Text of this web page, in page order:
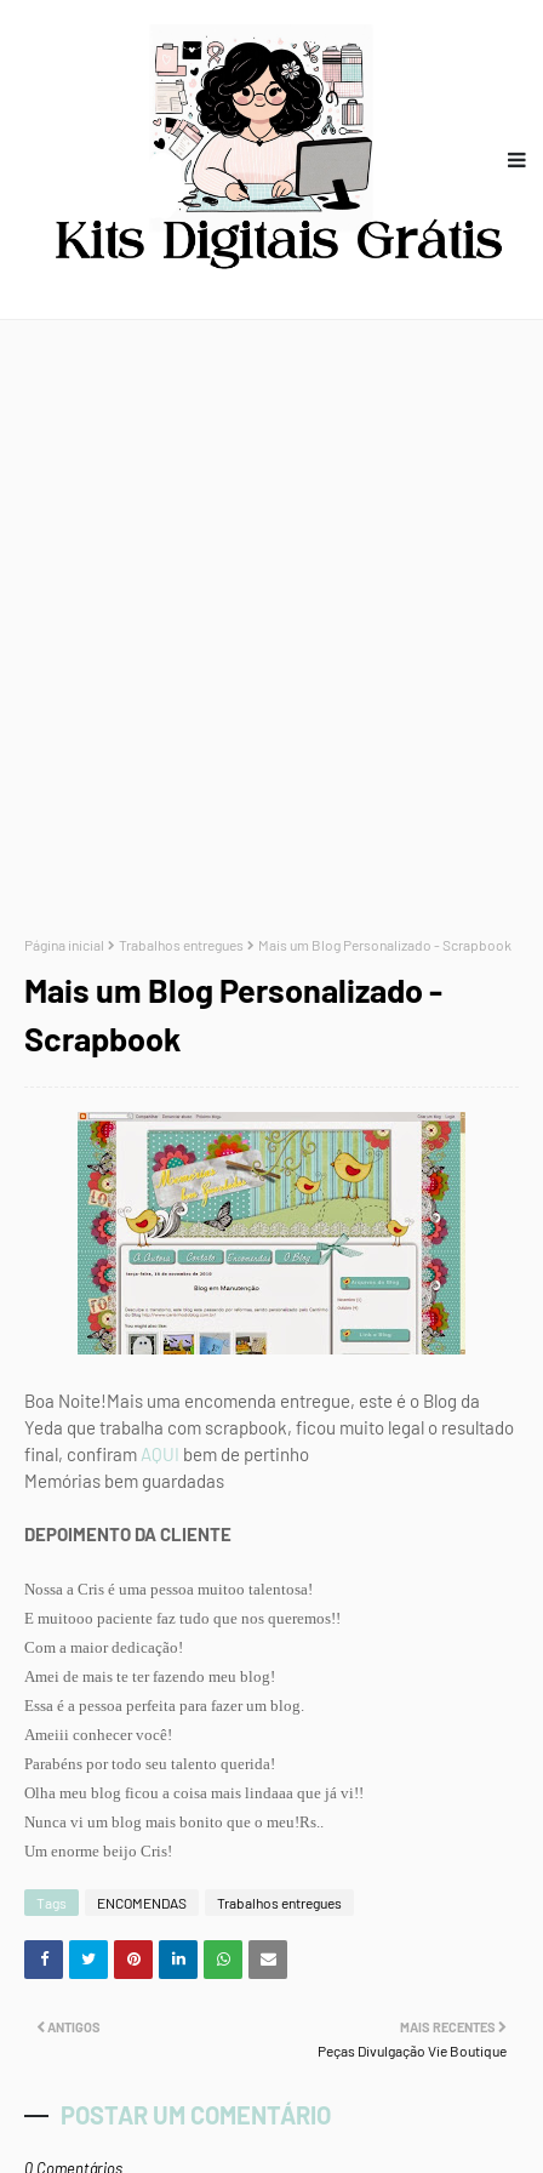
Página inicial Trabalhos entregues Mais um Blog Personalizado - Scrapbook
Mais um Blog Personalizado -
Scrapbook
Boa Noite!Mais uma encomenda entregue, este é o Blog da
Yeda que trabalha com scrapbook, ficou muito legal o resultado
final, confiram AQUI bem de pertinho
Memórias bem guardadas
DEPOIMENTO DA CLIENTE
Nossa a Cris é uma pessoa muitoo talentosa!
E muitooo paciente faz tudo que nos queremos!!
Com a maior dedicação!
Amei de mais te ter fazendo meu blog!
Essa é a pessoa perfeita para fazer um blog.
Ameiii conhecer você!
Parabéns por todo seu talento querida!
Olha meu blog ficou a coisa mais lindaaa que já vi!!
Nunca vi um blog mais bonito que o meu!Rs..
Um enorme beijo Cris!
Tags ENCOMENDAS Trabalhos entregues
MAIS RECENTES
Peças Divulgação Vie Boutique
ANTIGOS
POSTAR UM COMENTÁRIO
0 Comentários